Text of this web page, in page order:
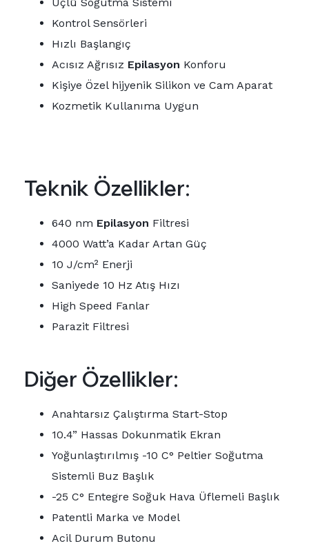
Kontrol Sensörleri
Hızlı Başlangıç
Acısız Ağrısız Epilasyon Konforu
Kişiye Özel hijyenik Silikon ve Cam Aparat
Kozmetik Kullanıma Uygun
Teknik Özellikler:
640 nm Epilasyon Filtresi
4000 Watt’a Kadar Artan Güç
10 J/cm² Enerji
Saniyede 10 Hz Atış Hızı
High Speed Fanlar
Parazit Filtresi
Diğer Özellikler:
Anahtarsız Çalıştırma Start-Stop
10.4” Hassas Dokunmatik Ekran
Yoğunlaştırılmış -10 C° Peltier Soğutma
Sistemli Buz Başlık
-25 C° Entegre Soğuk Hava Üflemeli Başlık
Patentli Marka ve Model
Acil Durum Butonu